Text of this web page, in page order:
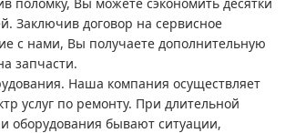
Заключив договор на сервисное
с нами, Вы получаете дополнительную
запчасти.
Наша компания осуществляет
услуг по ремонту. При длительной
оборудования бывают ситуации,